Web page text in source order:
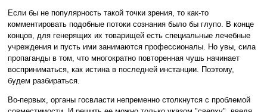
Если бы не популярность такой точки зрения, то как-то
комментировать подобные потоки сознания было бы глупо. В конце
концов, для генерящих их товарищей есть специальные лечебные
учреждения и пусть ими занимаются профессионалы. Но увы, сила
пропаганды в том, что многократно повторенная чушь начинает
восприниматься, как истина в последней инстанции. Поэтому,
будем разбираться.
Во-первых, органы госвласти непременно столкнутся с проблемой